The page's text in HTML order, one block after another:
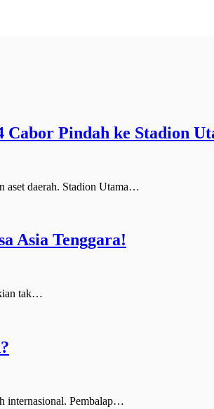
Pindah ke Stadion
aset daerah. Stadion Utama…
Asia Tenggara!
tak…
internasional. Pembalap…